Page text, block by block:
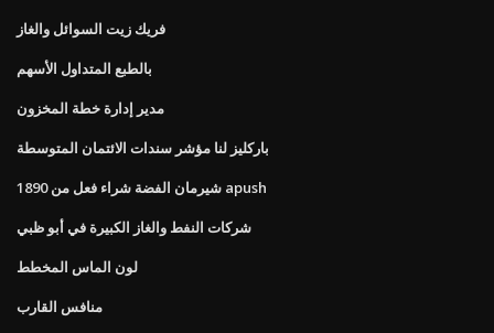
فريك زيت السوائل والغاز
بالطبع المتداول الأسهم
مدير إدارة خطة المخزون
باركليز لنا مؤشر سندات الائتمان المتوسطة
شيرمان الفضة شراء فعل من 1890 apush
شركات النفط والغاز الكبيرة في أبو ظبي
لون الماس المخطط
منافس القارب